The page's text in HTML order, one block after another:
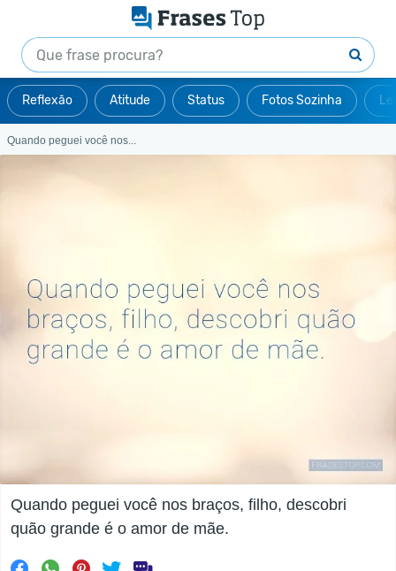
Reflexão Atitude Status Fotos Sozinha
Quando peguei você nos...
Quando peguei você nos braços, filho, descobri
quão grande é o amor de mãe.